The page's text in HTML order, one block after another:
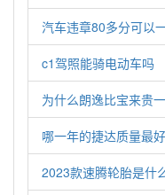
汽车违章80多分可以
c1驾照能骑电动车吗
为什么朗逸比宝来贵
哪一年的捷达质量最好
2023款速腾轮胎是什